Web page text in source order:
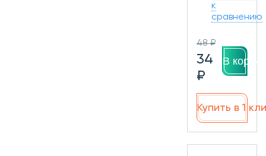
к
сравнению
48 ₽
34
₽
В
Купить в 1